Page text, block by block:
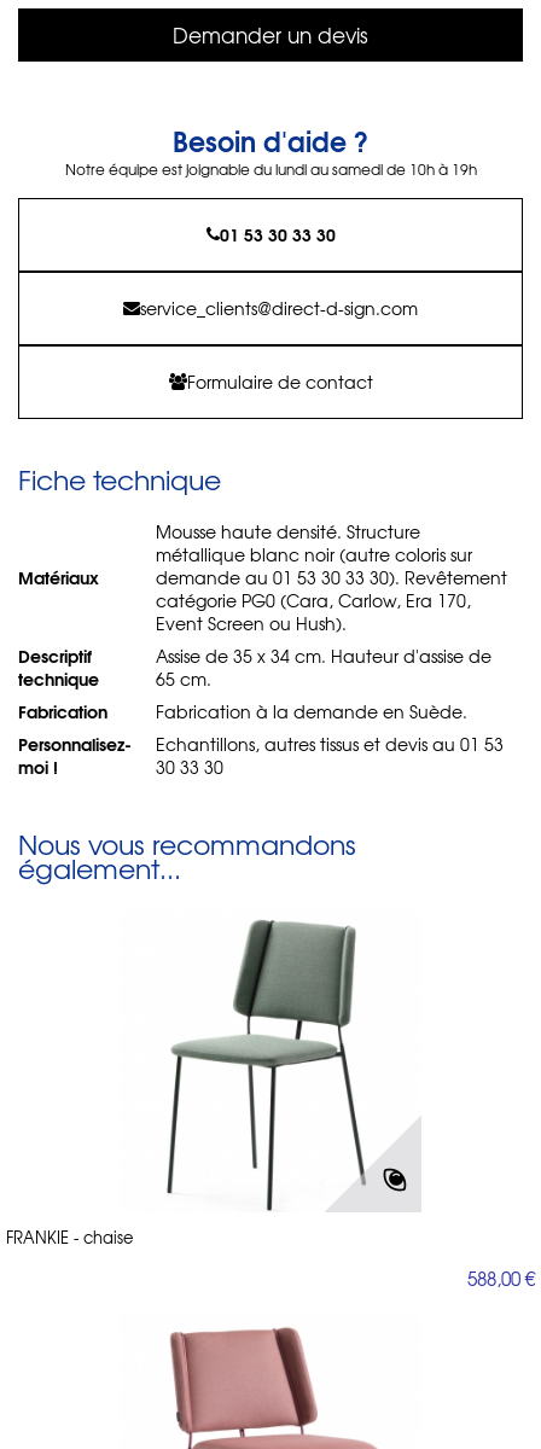
Demander un devis
Besoin d'aide ?
Notre équipe est joignable du lundi au samedi de 10h à 19h
01 53 30 33 30
service_clients@direct-d-sign.com
Formulaire de contact
Fiche technique
Matériaux
Mousse haute densité. Structure
métallique blanc noir (autre coloris sur
demande au 01 53 30 33 30). Revêtement
catégorie PG0 (Cara, Carlow, Era 170,
Event Screen ou Hush).
Descriptif
technique
Assise de 35 x 34 cm. Hauteur d'assise de
65 cm.
Fabrication Fabrication à la demande en Suède.
Personnalisez-
moi !
Echantillons, autres tissus et devis au 01 53
30 33 30
Nous vous recommandons
également...
FRANKIE - chaise
588,00 €